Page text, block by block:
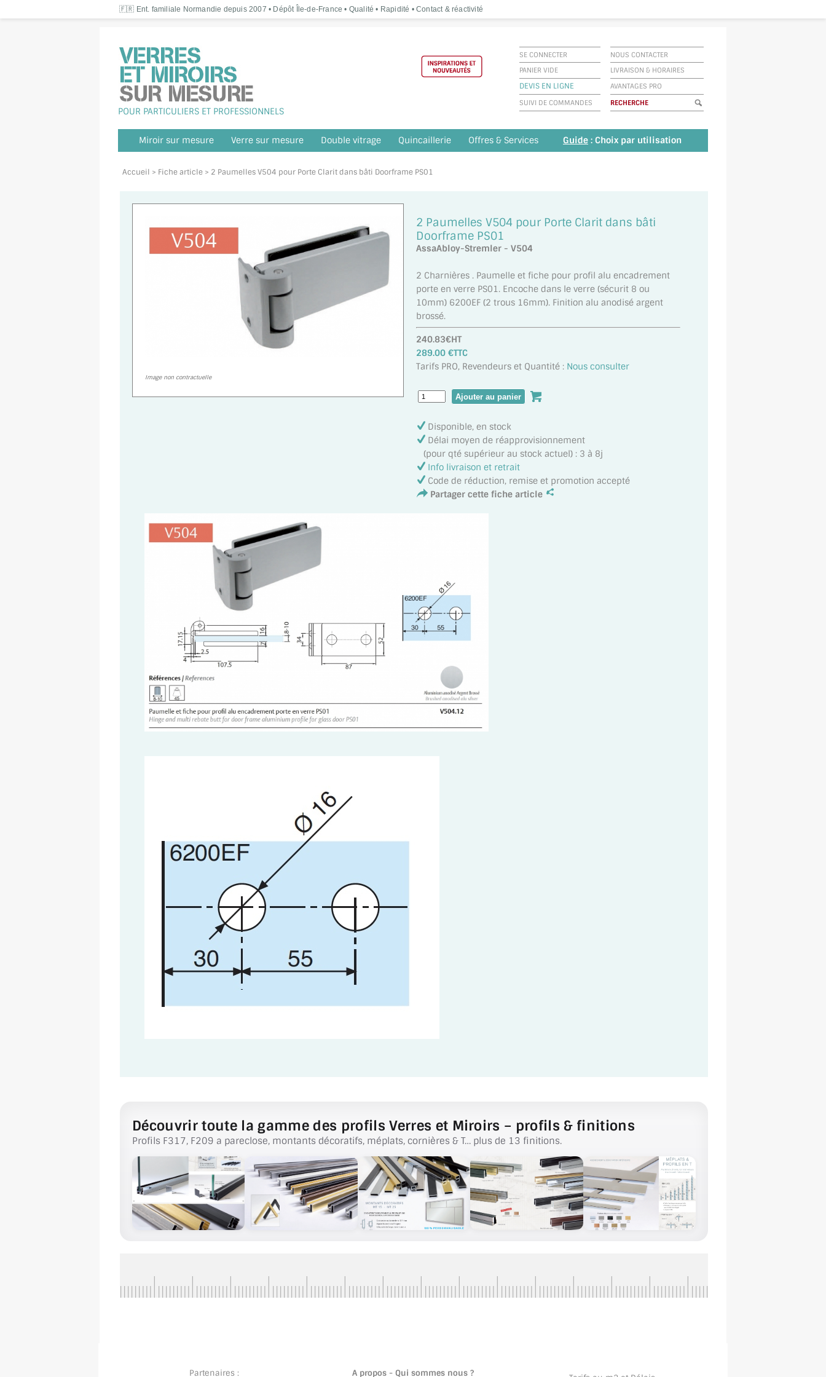
🇫🇷 Ent. familiale Normandie depuis 2007 • Dépôt Île-de-France • Qualité • Rapidité • Contact & réactivité
POUR PARTICULIERS ET PROFESSIONNELS
SE CONNECTER
NOUS CONTACTER
PANIER VIDE
LIVRAISON & HORAIRES
DEVIS EN LIGNE
AVANTAGES PRO
SUIVI DE COMMANDES
Miroir sur mesure Verre sur mesure Double vitrage Quincaillerie Offres & Services Guide : Choix par utilisation
Accueil > Fiche article > 2 Paumelles V504 pour Porte Clarit dans bâti Doorframe PS01
Image non contractuelle
2 Paumelles V504 pour Porte Clarit dans bâti
Doorframe PS01
AssaAbloy-Stremler - V504
2 Charnières . Paumelle et fiche pour profil alu encadrement
porte en verre PS01. Encoche dans le verre (sécurit 8 ou
10mm) 6200EF (2 trous 16mm). Finition alu anodisé argent
brossé.
240.83€HT
289.00 €TTC
Tarifs PRO, Revendeurs et Quantité : Nous consulter
Disponible, en stock
Délai moyen de réapprovisionnement
(pour qté supérieur au stock actuel) : 3 à 8j
Info livraison et retrait
Code de réduction, remise et promotion accepté
Partager cette fiche article
Découvrir toute la gamme des profils Verres et Miroirs – profils & finitions
Profils F317, F209 a pareclose, montants décoratifs, méplats, cornières & T… plus de 13 finitions.
Partenaires : A propos - Qui sommes nous ?